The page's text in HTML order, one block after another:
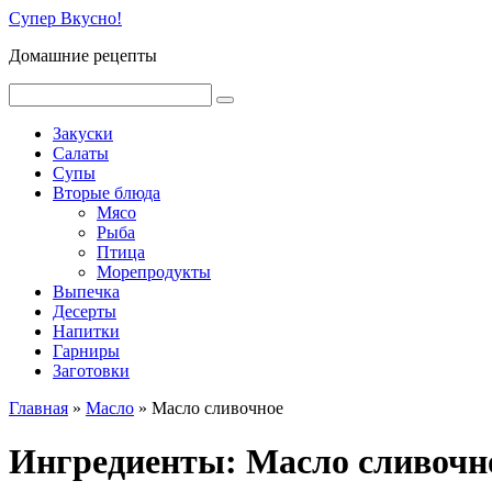
Перейти
контенту
Супер Вкусно!
Домашние рецепты
Закуски
Салаты
Супы
Вторые блюда
Мясо
Рыба
Птица
Морепродукты
Выпечка
Десерты
Напитки
Гарниры
Заготовки
Главная » Масло » Масло сливочное
Ингредиенты: Масло